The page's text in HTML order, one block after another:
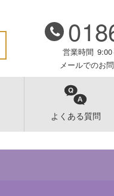
営業時間
メールでのお
よくある質問